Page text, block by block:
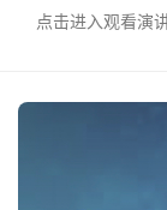
点击进入观看演